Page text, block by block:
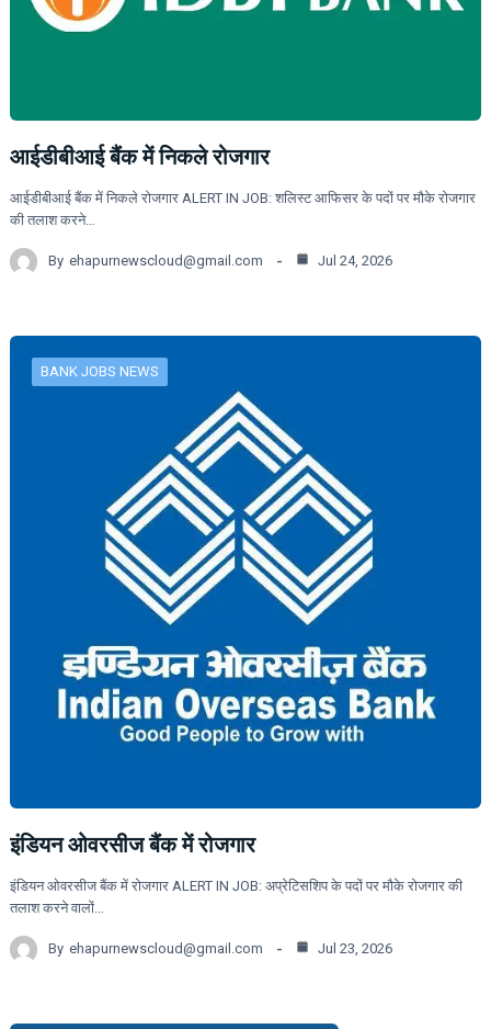
आईडीबीआई बैंक में निकले रोजगार
आईडीबीआई बैंक में निकले रोजगार ALERT IN JOB: शलिस्ट आफिसर के पदों पर मौके रोजगार
की तलाश करने…
By ehapurnewscloud@gmail.com Jul 24, 2026
BANK JOBS NEWS
इंडियन ओवरसीज बैंक में रोजगार
इंडियन ओवरसीज बैंक में रोजगार ALERT IN JOB: अप्रेटिसशिप के पदों पर मौके रोजगार की
तलाश करने वालों…
By ehapurnewscloud@gmail.com Jul 23, 2026